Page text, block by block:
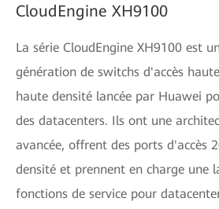
CloudEngine XH9100
La série CloudEngine XH9100 est
génération de switchs d'accès
haute densité lancée par Huawei
des datacenters. Ils ont une
avancée, offrent des ports d'accès
densité et prennent en charge une
fonctions de service pour